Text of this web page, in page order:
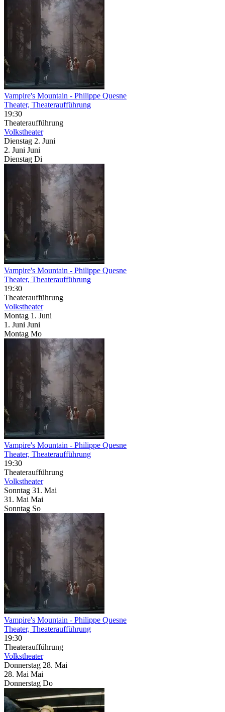
Vampire's Mountain - Philippe Quesne
Theater, Theateraufführung
19:30
Theateraufführung
Volkstheater
Dienstag 2. Juni
2. Juni Juni
Dienstag Di
Vampire's Mountain - Philippe Quesne
Theater, Theateraufführung
19:30
Theateraufführung
Volkstheater
Montag 1. Juni
1. Juni Juni
Montag Mo
Vampire's Mountain - Philippe Quesne
Theater, Theateraufführung
19:30
Theateraufführung
Volkstheater
Sonntag 31. Mai
31. Mai Mai
Sonntag So
Vampire's Mountain - Philippe Quesne
Theater, Theateraufführung
19:30
Theateraufführung
Volkstheater
Donnerstag 28. Mai
28. Mai Mai
Donnerstag Do